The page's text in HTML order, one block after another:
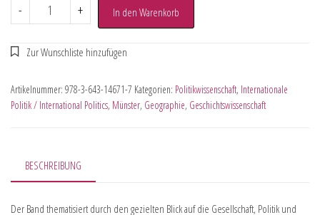
- + In den Warenkorb
Artikelnummer: 978-3-643-14671-7 Kategorien: Politikwissenschaft, Internationale
Politik / International Politics, Münster, Geographie, Geschichtswissenschaft
BESCHREIBUNG
Der Band thematisiert durch den gezielten Blick auf die Gesellschaft, Politik und